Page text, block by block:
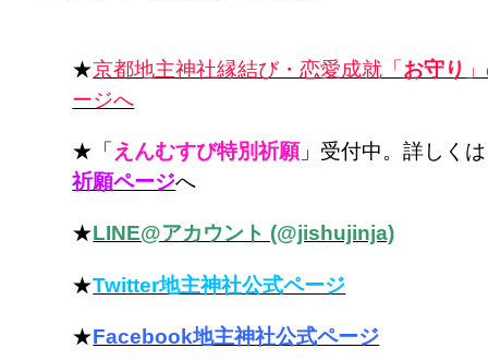
★京都地主神社縁結び・恋愛成就「お守り
ージへ
★「 えんむすび特別祈願」受付中。詳しく
祈願ページへ
★LINE@アカウント (@jishujinja)
★Twitter地主神社公式ページ
★Facebook地主神社公式ページ